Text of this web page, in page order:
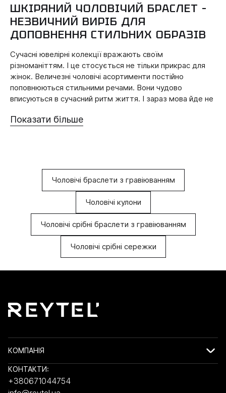
ШКІРЯНИЙ ЧОЛОВІЧИЙ БРАСЛЕТ –
НЕЗВИЧНИЙ ВИРІБ ДЛЯ
ДОПОВНЕННЯ СТИЛЬНИХ ОБРАЗІВ
Сучасні ювелірні колекції вражають своїм
різноманіттям. І це стосується не тільки прикрас для
жінок. Величезні чоловічі асортименти постійно
поповнюються стильними речами. Вони чудово
вписуються в сучасний ритм життя. І зараз мова йде не
браслет швидко знайшов своїх прихильників.
В ЧОМУ ОСОБЛИВІСТЬ ТАКИХ
При створенні аксесуарів ювеліри проявляють
максимум фантазії. Для цього вони комбінують одразу
декілька матеріалів. Це виділяє їх на тлі всіх інших. Якщо
розбиратися в особливостях шкіряного чоловічого
застібок. Також він може бути присутній у
різноманітних вставках. Вони можуть бути
Сама по собі основа може бути різною. Одні
тільки потрібно визначитися з шириною. Інші
віддають перевагу плетеному варіанту.
Показати більше
Чоловічі браслети з гравіюванням
Чоловічі кулони
Чоловічі срібні браслети з гравіюванням
Чоловічі срібні сережки
КОМПАНІЯ
КОНТАКТИ:
+380671044754